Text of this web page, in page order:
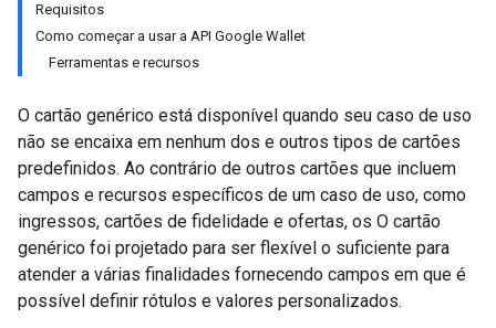
Requisitos
Como começar a usar a API Google Wallet
Ferramentas e recursos
O cartão genérico está disponível quando seu caso de uso
não se encaixa em nenhum dos e outros tipos de cartões
predefinidos. Ao contrário de outros cartões que incluem
campos e recursos específicos de um caso de uso, como
ingressos, cartões de fidelidade e ofertas, os O cartão
genérico foi projetado para ser flexível o suficiente para
atender a várias finalidades fornecendo campos em que é
possível definir rótulos e valores personalizados.